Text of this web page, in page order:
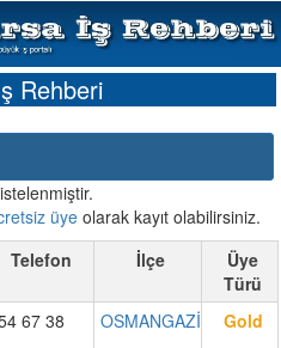
Rehberi
üye olarak kayıt olabilirsiniz.
Telefon İlçe
Üye
Türü
67 38 OSMANGAZİ Gold